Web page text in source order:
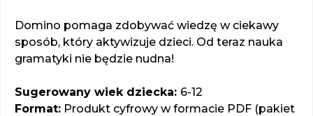
Domino pomaga zdobywać wiedzę w ciekawy
sposób, który aktywizuje dzieci. Od teraz nauka
gramatyki nie będzie nudna!
Sugerowany wiek dziecka: 6-12
Format: Produkt cyfrowy w formacie PDF (pakiet